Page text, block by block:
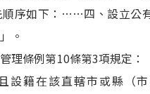
順序如下：……四、設立公
。
管理條例第10條第3項規定：
設籍在該直轄市或縣（